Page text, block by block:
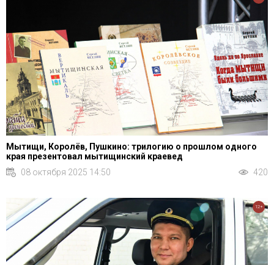
Мытищи, Королёв, Пушкино: трилогию о прошлом одного
края презентовал мытищинский краевед
08 октября 2025 14:50
420
12+